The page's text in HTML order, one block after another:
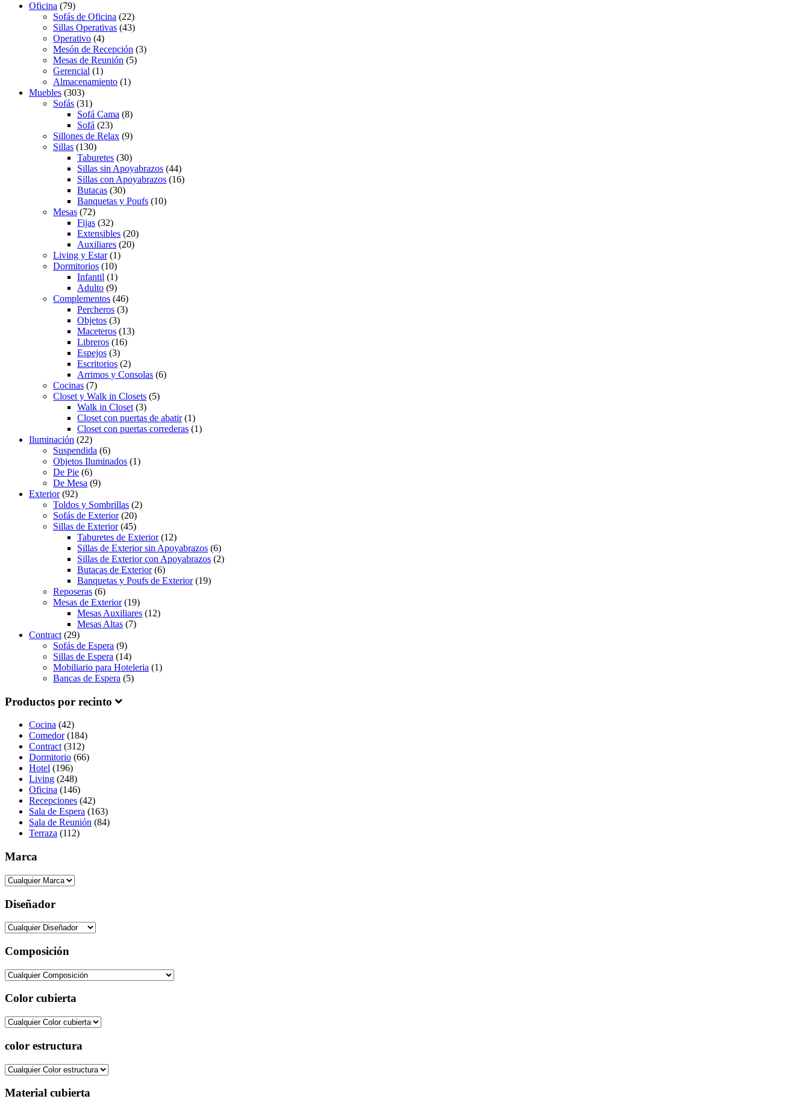
Oficina (79)
Sofás de Oficina (22)
Sillas Operativas (43)
Operativo (4)
Mesón de Recepción (3)
Mesas de Reunión (5)
Gerencial (1)
Almacenamiento (1)
Muebles (303)
Sofás (31)
Sofá Cama (8)
Sofá (23)
Sillones de Relax (9)
Sillas (130)
Taburetes (30)
Sillas sin Apoyabrazos (44)
Sillas con Apoyabrazos (16)
Butacas (30)
Banquetas y Poufs (10)
Mesas (72)
Fijas (32)
Extensibles (20)
Auxiliares (20)
Living y Estar(1)
Dormitorios (10)
Infantil (1)
Adulto (9)
Complementos (46)
Percheros (3)
Objetos (3)
Maceteros (13)
Libreros (16)
Espejos (3)
Escritorios (2)
Arrimos y Consolas (6)
Cocinas (7)
Closet y Walk in Closets (5)
Walk in Closet (3)
Closet con puertas de abatir(1)
Closet con puertas correderas (1)
Iluminación (22)
Suspendida (6)
Objetos Iluminados (1)
De Pie (6)
De Mesa (9)
Exterior(92)
Toldos y Sombrillas (2)
Sofás de Exterior(20)
Sillas de Exterior(45)
Taburetes de Exterior(12)
Sillas de Exterior sin Apoyabrazos (6)
Sillas de Exterior con Apoyabrazos (2)
Butacas de Exterior(6)
Banquetas y Poufs de Exterior(19)
Reposeras (6)
Mesas de Exterior(19)
Mesas Auxiliares (12)
Mesas Altas (7)
Contract (29)
Sofás de Espera (9)
Sillas de Espera (14)
Mobiliario para Hoteleria (1)
Bancas de Espera (5)
Productos por recinto
Cocina (42)
Comedor(184)
Contract(312)
Dormitorio (66)
Hotel (196)
Living (248)
Oficina (146)
Recepciones (42)
Sala de Espera (163)
Sala de Reunión (84)
Terraza (112)
Marca
Diseñador
Composición
Color cubierta
color estructura
Material cubierta